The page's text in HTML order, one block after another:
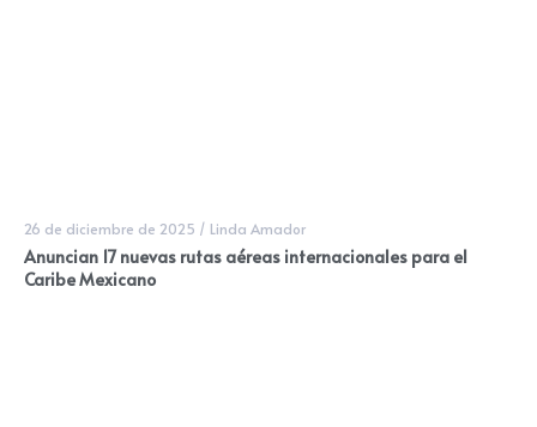
26 de diciembre de 2025 / Linda Amador
Anuncian 17 nuevas rutas aéreas internacionales para el
Caribe Mexicano